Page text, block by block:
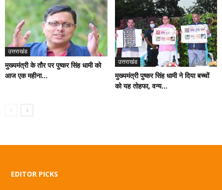
उत्तराखंड
मुख्यमंत्री के तौर पर पुष्कर सिंह धामी को
आज एक महीना...
उत्तराखंड
मुख्यमंत्री पुष्कर सिंह धामी ने दिया बच्चों
को यह तोहफा, वन्य...
EDITOR PICKS